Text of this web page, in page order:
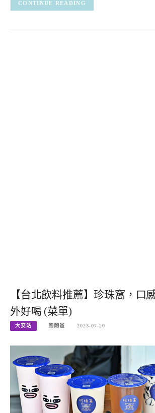
CONTINUE READING
【台北飲料推薦】珍珠窩，口
外好喝 (菜單)
大安站 飽飽爸 2023-07-20